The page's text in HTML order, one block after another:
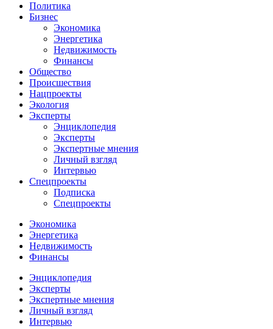
Политика
Бизнес
Экономика
Энергетика
Недвижимость
Финансы
Общество
Происшествия
Нацпроекты
Экология
Эксперты
Энциклопедия
Эксперты
Экспертные мнения
Личный взгляд
Интервью
Спецпроекты
Подписка
Спецпроекты
Экономика
Энергетика
Недвижимость
Финансы
Энциклопедия
Эксперты
Экспертные мнения
Личный взгляд
Интервью